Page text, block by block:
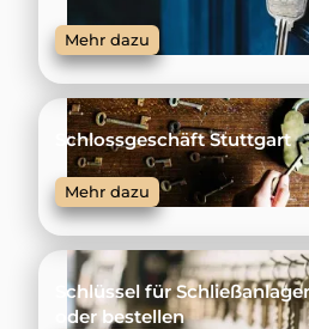
Mehr dazu
Schlossgeschäft Stuttgart
Mehr dazu
Schlüssel für
oder bestellen